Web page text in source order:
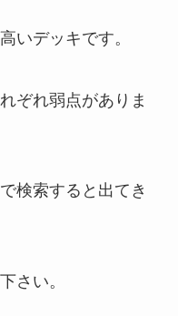
いデッキです。
ぞれ弱点がありま
検索すると出てき
さい。